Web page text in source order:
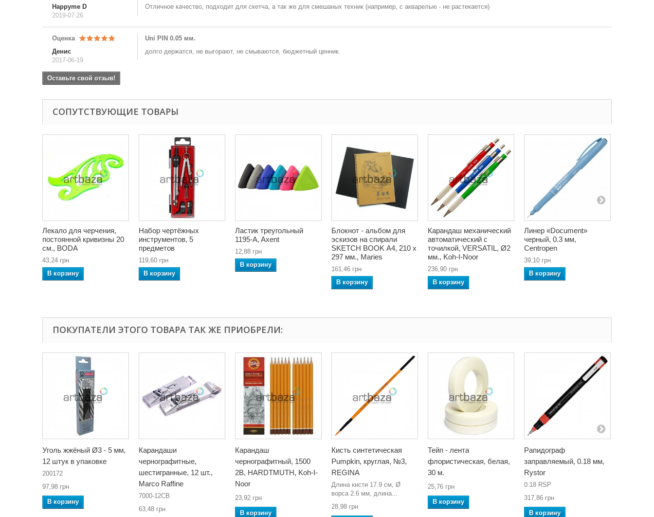
Happyme D
2019-07-26
Отличное качество, подходит для скетча, а так же для смешаных техник (например, с акварелью - не растекается)
Оценка
Денис
2017-06-19
Uni PIN 0.05 мм.
долго держатся, не выгорают, не смываются, бюджетный ценник.
Оставьте свой отзыв!
СОПУТСТВУЮЩИЕ ТОВАРЫ
Лекало для черчения,
постоянной кривизны 20
см., BODA
43,24 грн
В корзину
Набор чертёжных
инструментов, 5
предметов
119,60 грн
В корзину
Ластик треугольный
1195-A, Axent
12,88 грн
В корзину
Блокнот - альбом для
эскизов на спирали
SKETCH BOOK А4, 210 х
297 мм., Maries
161,46 грн
В корзину
Карандаш механический
автоматический с
точилкой, VERSATIL, Ø2
мм., Koh-I-Noor
236,90 грн
В корзину
Линер «Document»
черный, 0.3 мм,
Centropen
39,10 грн
В корзину
ПОКУПАТЕЛИ ЭТОГО ТОВАРА ТАК ЖЕ ПРИОБРЕЛИ:
Уголь жжёный Ø3 - 5 мм,
12 штук в упаковке
200172
97,98 грн
В корзину
Карандаши
чернографитные,
шестигранные, 12 шт.,
Marco Raffine
7000-12CB
63,48 грн
Карандаш
чернографитный, 1500
2B, HARDTMUTH, Koh-I-
Noor
23,92 грн
В корзину
Кисть синтетическая
Pumpkin, круглая, №3,
REGINA
Длина кисти 17.9 см, Ø
ворса 2.6 мм, длина...
28,98 грн
Тейп - лента
флористическая, белая,
30 м.
25,76 грн
В корзину
Рапидограф
заправляемый, 0.18 мм,
Rystor
0.18 RSP
317,86 грн
В корзину